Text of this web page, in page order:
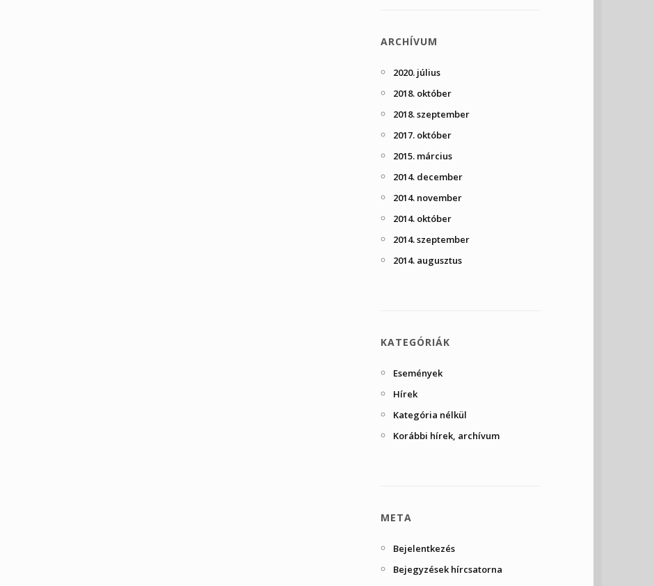
ARCHÍVUM
2020. július
2018. október
2018. szeptember
2017. október
2015. március
2014. december
2014. november
2014. október
2014. szeptember
2014. augusztus
KATEGÓRIÁK
Események
Hírek
Kategória nélkül
Korábbi hírek, archívum
META
Bejelentkezés
Bejegyzések hírcsatorna